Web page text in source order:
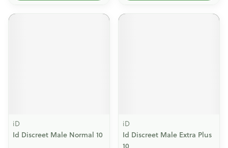
iD
Id Discreet Male Normal 10
iD
Id Discreet Male Extra Plus
10